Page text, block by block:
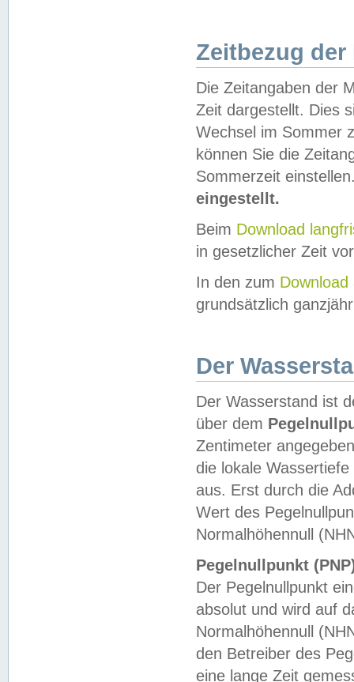
Zeitbezug der
Die Zeitangaben der
Zeit dargestellt. Dies
Wechsel im Sommer
können Sie die
Sommerzeit
eingestellt.
Beim Download
in gesetzlicher Zeit
In den zum Download
grundsätzlich
Der
Der Wasserstand ist
über dem
Zentimeter
die lokale
aus. Erst durch die
Wert des
Normalhöhennull
Pegelnullpunkt
Der Pegelnullpunkt
absolut und wird auf
Normalhöhennull
den Betreiber des
eine lange Zeit